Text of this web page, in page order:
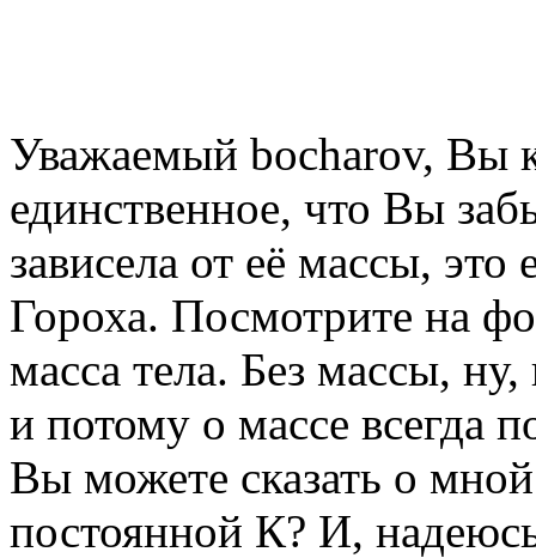
Уважаемый bocharov, Вы
единственное, что Вы
зависела от её массы,
Гороха. Посмотрите на
масса тела. Без массы,
и потому о массе всегда
Вы можете сказать о
постоянной К? И,